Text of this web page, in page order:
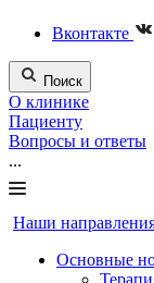
Вконтакте
Поиск
О клинике
Пациенту
Вопросы и ответы
...
Наши
Основные